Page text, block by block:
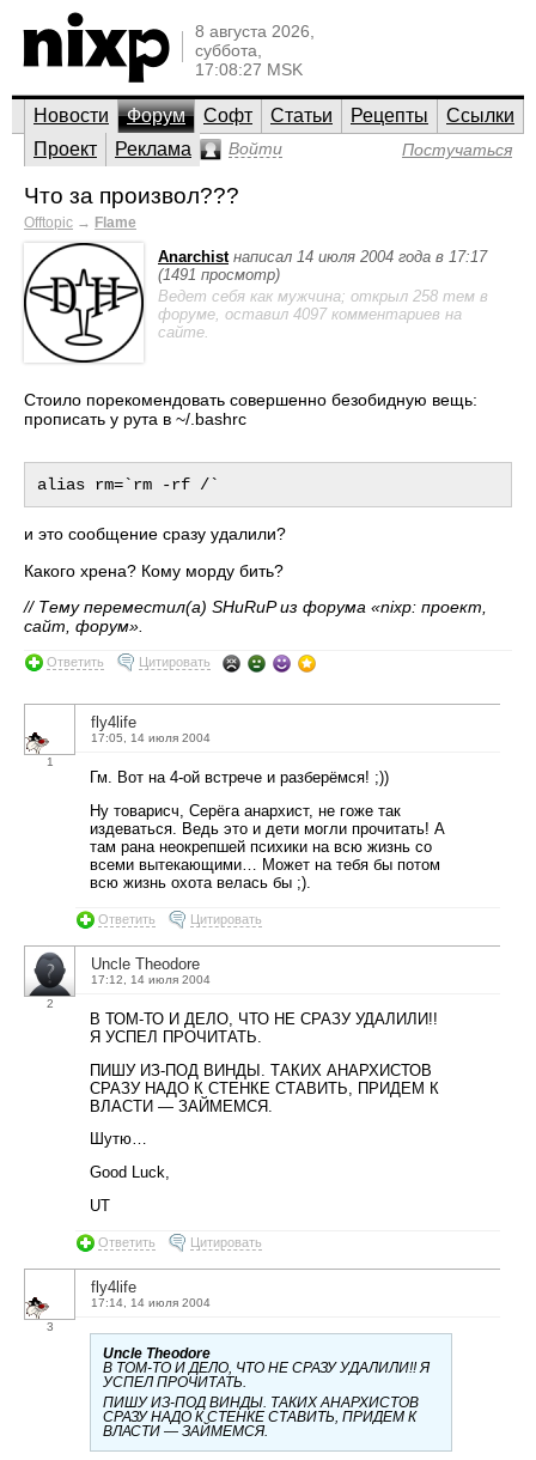
8 августа 2026,
суббота,
17:08:27 MSK
Новости Форум Софт Статьи Рецепты
Ссылки
Проект
Реклама Войти Постучаться
Что за произвол???
Offtopic → Flame
Anarchist написал 14 июля 2004 года в 17:17
(1491 просмотр)
Ведет себя как мужчина; открыл 258 тем в
форуме, оставил 4097 комментариев на
сайте.
Стоило порекомендовать совершенно безобидную вещь:
прописать у рута в ~/.bashrc
и это сообщение сразу удалили?
Какого хрена? Кому морду бить?
// Тему переместил(а) SHuRuP из форума «nixp: проект,
сайт, форум».
Ответить Цитировать
1
fly4life
17:05, 14 июля 2004
Гм. Вот на 4-ой встрече и разберёмся! ;))
Ну товарисч, Серёга анархист, не гоже так
издеваться. Ведь это и дети могли прочитать! А
там рана неокрепшей психики на всю жизнь со
всеми вытекающими… Может на тебя бы потом
всю жизнь охота велась бы ;).
Ответить Цитировать
2
Uncle Theodore
17:12, 14 июля 2004
В ТОМ-ТО И ДЕЛО, ЧТО НЕ СРАЗУ УДАЛИЛИ!!
Я УСПЕЛ ПРОЧИТАТЬ.
ПИШУ ИЗ-ПОД ВИНДЫ. ТАКИХ АНАРХИСТОВ
СРАЗУ НАДО К СТЕНКЕ СТАВИТЬ, ПРИДЕМ К
ВЛАСТИ — ЗАЙМЕМСЯ.
Шутю…
Good Luck,
UT
Ответить Цитировать
3
fly4life
17:14, 14 июля 2004
Uncle Theodore
В ТОМ-ТО И ДЕЛО, ЧТО НЕ СРАЗУ УДАЛИЛИ!! Я
УСПЕЛ ПРОЧИТАТЬ.
ПИШУ ИЗ-ПОД ВИНДЫ. ТАКИХ АНАРХИСТОВ
СРАЗУ НАДО К СТЕНКЕ СТАВИТЬ, ПРИДЕМ К
ВЛАСТИ — ЗАЙМЕМСЯ.